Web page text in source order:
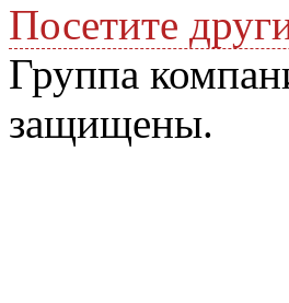
Посетите
Группа
защищены.